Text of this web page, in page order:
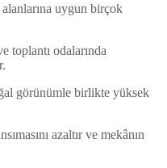
uygun birçok
toplantı odalarında
görünümle birlikte yüksek
azaltır ve mekânın